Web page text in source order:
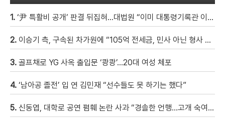
1. ‘尹 특활비 공개’ 판결 뒤집혀…대법원 “이미 대통령기록관 이관”
2. 이승기 측, 구속된 차가원에 “105억 전세금, 민사 아닌 형사 범죄…엄벌 원해” [자막뉴스]
3. 골프채로 YG 사옥 출입문 ‘쾅쾅’…20대 여성 체포
4. ‘남아공 졸전’ 입 연 김민재 “선수들도 못 하기는 했다”
5. 신동엽, 대학로 공연 폄훼 논란 사과 “경솔한 언행…고개 숙여 사과”